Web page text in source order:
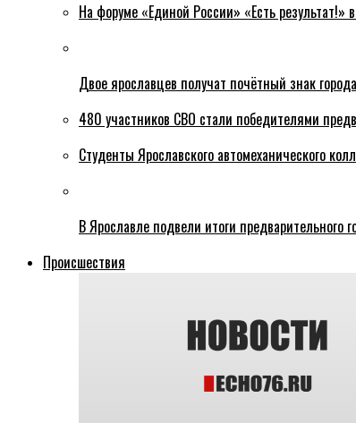
На форуме «Единой России» «Есть результат!»
Двое ярославцев получат почётный знак
480 участников СВО стали победителями
Студенты Ярославского автомеханического
В Ярославле подвели итоги предварительного
Происшествия